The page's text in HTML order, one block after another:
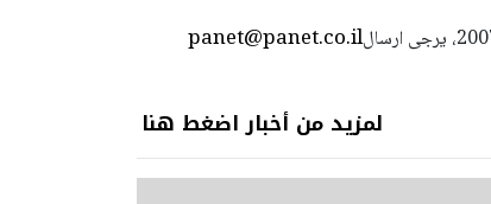
panet@panet.co.ilاستعمال المضامين بموجب بند 27 أ لقانون الحقوق الأدبية لسنة 2007، يرجى ارسال
لمزيد من أخبار اضغط هنا